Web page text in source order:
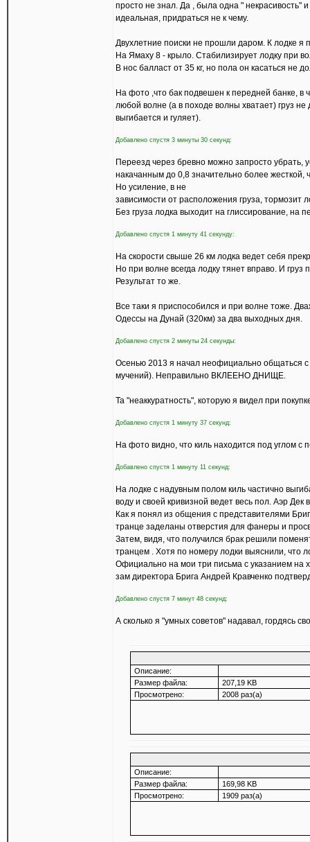
просто не знал. Да , была одна " некрасивость"
идеальная, придраться не к чему.
Двухлетние поиски не прошли даром. К лодке я
На Ямаху 8 - крыло. Стабилизирует лодку при
В нос балласт от 35 кг, но пола он касаться не
На фото ,что бак подвешен к передней банке, в
любой волне (а в походе волны хватает) груз
выгибается и гуляет).
Добавлено спустя 3 минуты 30 секунд:
Переезд через бревно можно запросто убрать,
накачанным до 0,8 значительно более жесткой,
Но усиление, в не
зависимости от расположения груза, тормозит
Без груза лодка выходит на глиссирование, на
Добавлено спустя 1 минуту 41 секунду:
На скорости свыше 26 км лодка ведет себя
Но при волне всегда лодку тянет вправо. И
Результат то же.
Все таки я приспособился и при волне тоже.
Одессы на Дунай (320км) за два выходных дня.
Добавлено спустя 2 минуты 24 секунды:
Осенью 2013 я начал неофициально общаться с
мучений). Неправильно ВКЛЕЕНО ДНИЩЕ.
Та "неаккуратность", которую я видел при
Добавлено спустя 1 минуту 37 секунд:
На фото видно, что киль находится под углом
Добавлено спустя 1 минуту 11 секунд:
На лодке с надувным полом киль частично
воду и своей кривизной ведет весь пол. Аэр
Как я понял из общения с представителями
транце заделаны отверстия для фанеры и
Затем, видя, что получился брак решили
транцем . Хотя по номеру лодки выяснили, что
Официально на мои три письма с указанием на
зам директора Брига Андрей Кравченко
Добавлено спустя 7 минут 48 секунд:
А сколько я "умных советов" надавал, гордясь
Описание:
Размер файла:
207,19 KB
Просмотрено:
2008 раз(а)
Описание:
Размер файла:
169,98 KB
Просмотрено:
1909 раз(а)